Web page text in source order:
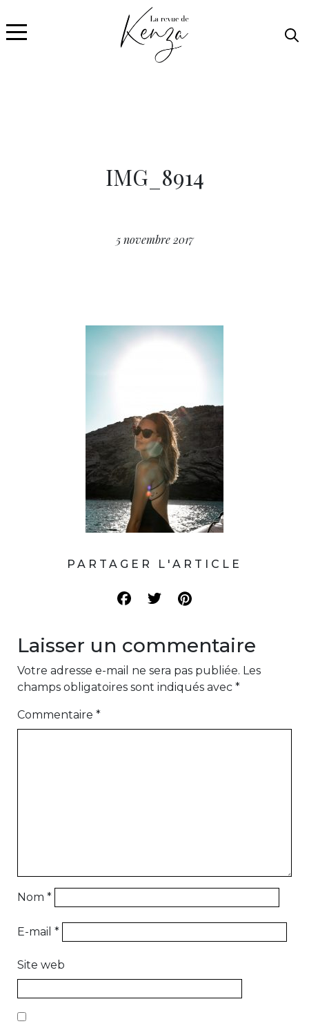
IMG_8914
5 novembre 2017
PARTAGER L'ARTICLE
Laisser un commentaire
Votre adresse e-mail ne sera pas publiée. Les
champs obligatoires sont indiqués avec *
Commentaire *
Nom *
E-mail *
Site web